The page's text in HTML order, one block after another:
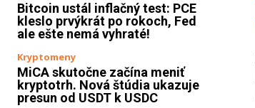
Bitcoin ustál inflačný test: PCE
kleslo prvýkrát po rokoch, Fed
ale ešte nemá vyhraté!
Kryptomeny
MiCA skutočne začína meniť
kryptotrh. Nová štúdia ukazuje
presun od USDT k USDC